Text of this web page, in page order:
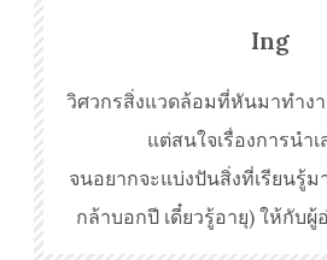
Ing
วิศวกรสิ่งแวดล้อมที่หันมาทำง
แต่สนใจเรื่องการนำ
จนอยากจะแบ่งปันสิ่งที่เรียนรู้
กล้าบอกปี เดี๋ยวรู้อายุ) ให้กับ